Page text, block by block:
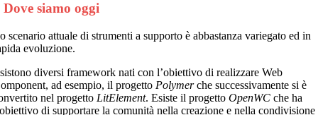
Dove siamo oggi
scenario attuale di strumenti a supporto è abbastanza variegato ed in
evoluzione.
diversi framework nati con l’obiettivo di realizzare Web
ad esempio, il progetto Polymerche successivamente si è
nel progetto LitElement. Esiste il progettoOpenWC che ha
di supportare la comunità nella creazione e nella condivisione